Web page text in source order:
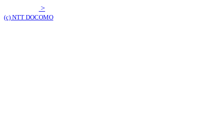
>
(c) NTT DOCOMO